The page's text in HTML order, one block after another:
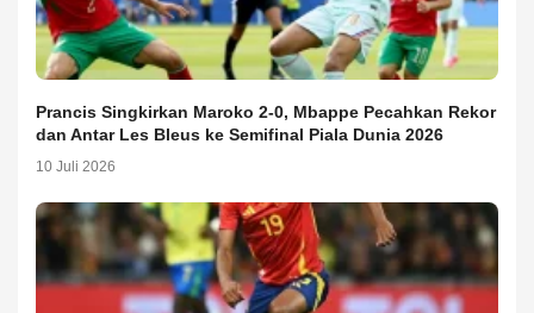
Prancis Singkirkan Maroko 2-0, Mbappe Pecahkan Rekor
dan Antar Les Bleus ke Semifinal Piala Dunia 2026
10 Juli 2026